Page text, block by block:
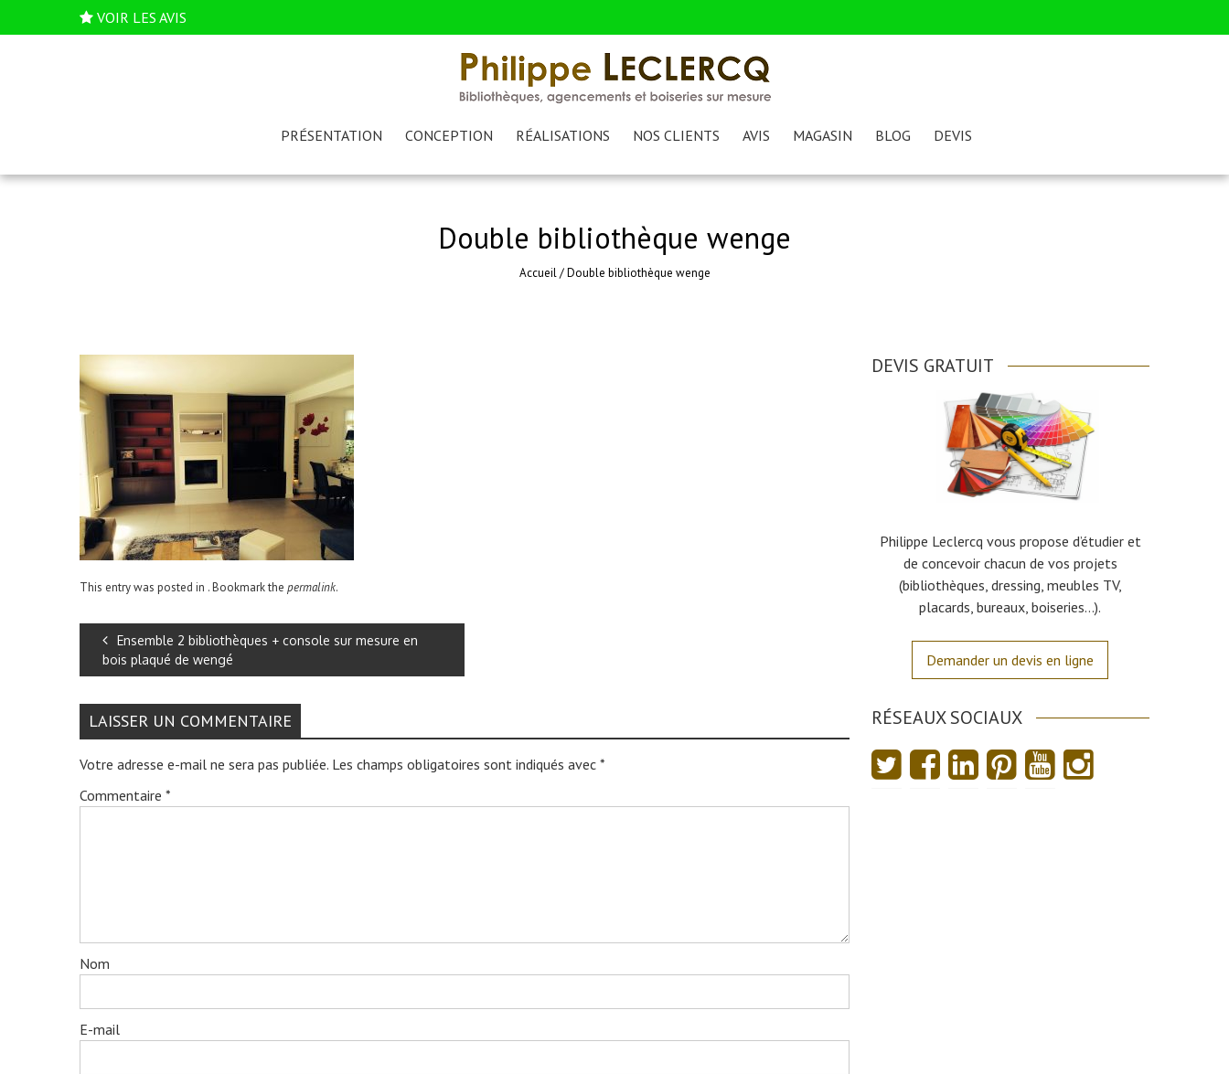
VOIR LES AVIS
PRÉSENTATION CONCEPTION RÉALISATIONS NOS CLIENTS AVIS MAGASIN BLOG DEVIS
Double bibliothèque wenge
Accueil/Double bibliothèque wenge
This entry was posted in . Bookmark the permalink.
Ensemble 2 bibliothèques + console sur mesure en
bois plaqué de wengé
LAISSER UN COMMENTAIRE
Votre adresse e-mail ne sera pas publiée. Les champs obligatoires sont indiqués avec *
Commentaire *
Nom
E-mail
DEVIS GRATUIT
Philippe Leclercq vous propose d’étudier et
de concevoir chacun de vos projets
(bibliothèques, dressing, meubles TV,
placards, bureaux, boiseries…).
Demander un devis en ligne
RÉSEAUX SOCIAUX